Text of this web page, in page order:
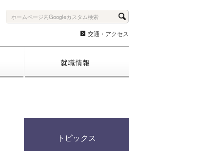
交通・アクセス
トピックス